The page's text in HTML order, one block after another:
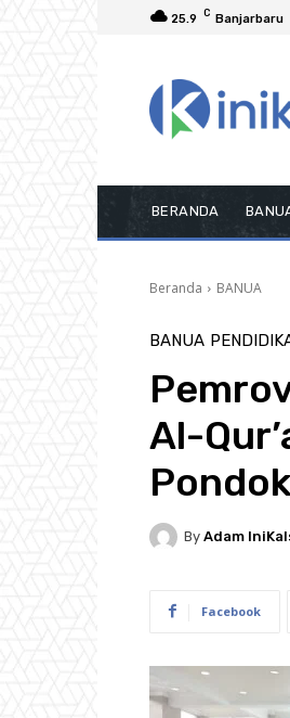
25.9 C Banjarbaru
BERANDA
Beranda BANUA
BANUA
Al-
By Adam
Facebook